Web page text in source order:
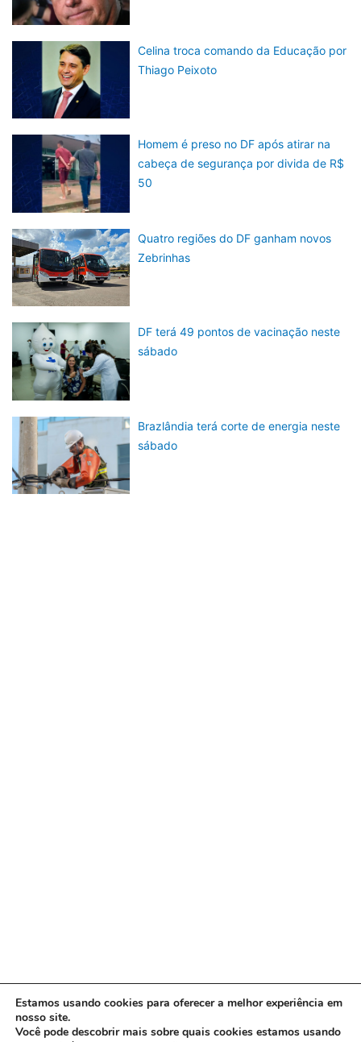
Celina troca comando da Educação por
Thiago Peixoto
Homem é preso no DF após atirar na
cabeça de segurança por divida de R$
50
Quatro regiões do DF ganham novos
Zebrinhas
DF terá 49 pontos de vacinação neste
sábado
Brazlândia terá corte de energia neste
sábado
Estamos usando cookies para oferecer a melhor experiência em
nosso site.
Você pode descobrir mais sobre quais cookies estamos usando